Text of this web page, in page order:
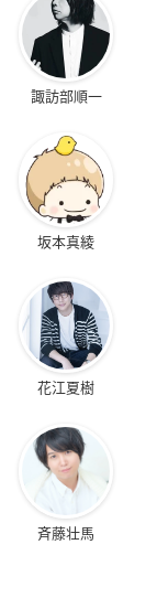
諏訪部順一
坂本真綾
花江夏樹
斉藤壮馬